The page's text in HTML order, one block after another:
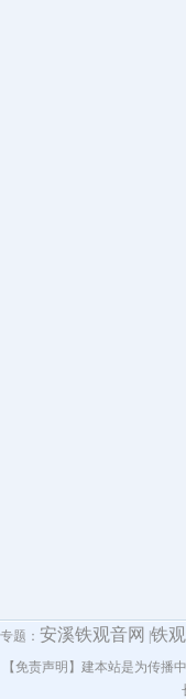
专题： 安溪铁观音网 铁
【免责声明】建本站是为传